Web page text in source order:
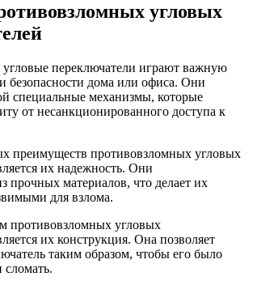
угловых
переключатели играют важную
безопасности дома или офиса. Они
специальные механизмы, которые
от несанкционированного доступа к
преимуществ противовзломных угловых
их надежность. Они
прочных материалов, что делает их
для взлома.
противовзломных угловых
их конструкция. Она позволяет
таким образом, чтобы его было
сломать.